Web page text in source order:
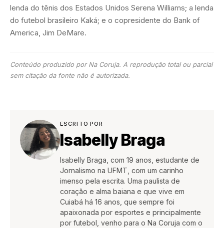
lenda do tênis dos Estados Unidos Serena Williams; a lenda
do futebol brasileiro Kaká; e o copresidente do Bank of
America, Jim DeMare.
Conteúdo produzido por Na Coruja. A reprodução total ou parcial
sem citação da fonte não é autorizada.
ESCRITO POR
Isabelly Braga
Isabelly Braga, com 19 anos, estudante de
Jornalismo na UFMT, com um carinho
imenso pela escrita. Uma paulista de
coração e alma baiana e que vive em
Cuiabá há 16 anos, que sempre foi
apaixonada por esportes e principalmente
por futebol, venho para o Na Coruja com o